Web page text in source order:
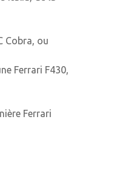
Cobra, ou
Ferrari F430,
Ferrari